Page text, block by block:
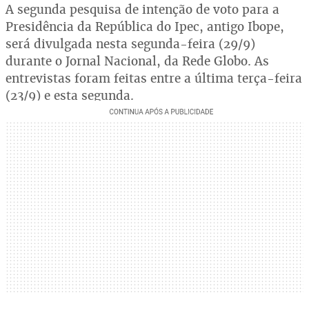
A segunda pesquisa de intenção de voto para a
Presidência da República do Ipec, antigo Ibope,
será divulgada nesta segunda-feira (29/9)
durante o Jornal Nacional, da Rede Globo. As
entrevistas foram feitas entre a última terça-feira
(23/9) e esta segunda.